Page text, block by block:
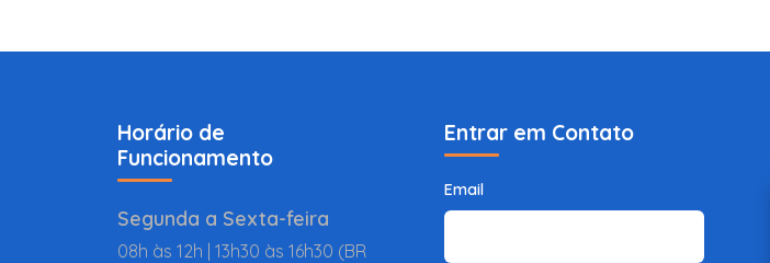
Horário de
Funcionamento
Segunda a Sexta-feira
08h às 12h | 13h30 às 16h30 (BR
Entrar em Contato
Email